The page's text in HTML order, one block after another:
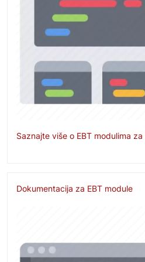
Saznajte više o EBT modulima
Dokumentacija za EBT module